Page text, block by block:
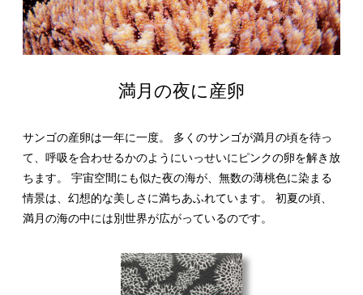
満月の夜に産卵
サンゴの産卵は一年に一度。 多くのサンゴが満月の頃を待っ
て、呼吸を合わせるかのようにいっせいにピンクの卵を解き放
ちます。 宇宙空間にも似た夜の海が、無数の薄桃色に染まる
情景は、幻想的な美しさに満ちあふれています。 初夏の頃、
満月の海の中には別世界が広がっているのです。